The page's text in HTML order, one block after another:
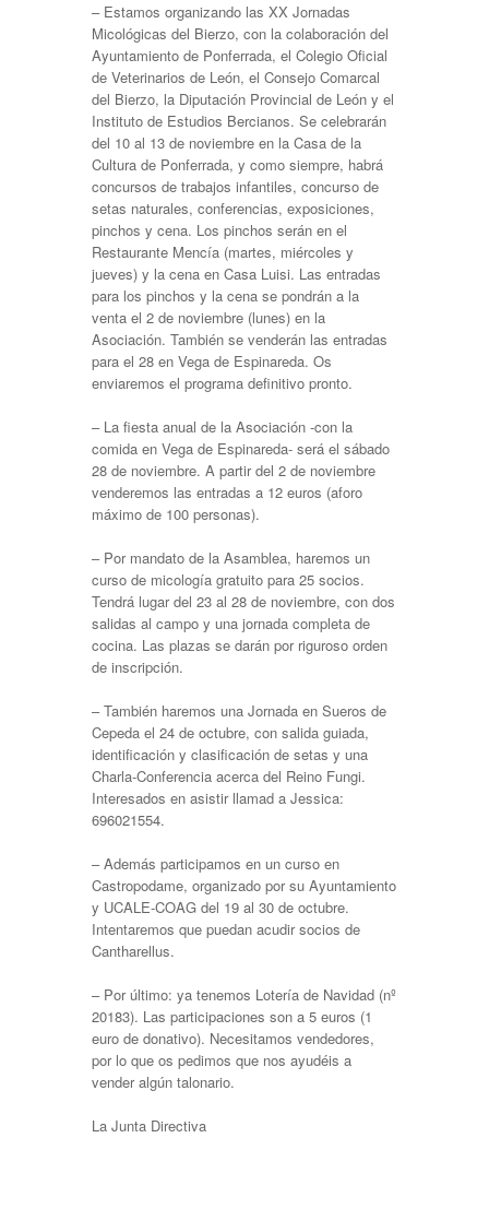
– Estamos organizando las XX Jornadas
Micológicas del Bierzo, con la colaboración del
Ayuntamiento de Ponferrada, el Colegio Oficial
de Veterinarios de León, el Consejo Comarcal
del Bierzo, la Diputación Provincial de León y el
Instituto de Estudios Bercianos. Se celebrarán
del 10 al 13 de noviembre en la Casa de la
Cultura de Ponferrada, y como siempre, habrá
concursos de trabajos infantiles, concurso de
setas naturales, conferencias, exposiciones,
pinchos y cena. Los pinchos serán en el
Restaurante Mencía (martes, miércoles y
jueves) y la cena en Casa Luisi. Las entradas
para los pinchos y la cena se pondrán a la
venta el 2 de noviembre (lunes) en la
Asociación. También se venderán las entradas
para el 28 en Vega de Espinareda. Os
enviaremos el programa definitivo pronto.
– La fiesta anual de la Asociación -con la
comida en Vega de Espinareda- será el sábado
28 de noviembre. A partir del 2 de noviembre
venderemos las entradas a 12 euros (aforo
máximo de 100 personas).
– Por mandato de la Asamblea, haremos un
curso de micología gratuito para 25 socios.
Tendrá lugar del 23 al 28 de noviembre, con dos
salidas al campo y una jornada completa de
cocina. Las plazas se darán por riguroso orden
de inscripción.
– También haremos una Jornada en Sueros de
Cepeda el 24 de octubre, con salida guiada,
identificación y clasificación de setas y una
Charla-Conferencia acerca del Reino Fungi.
Interesados en asistir llamad a Jessica:
696021554.
– Además participamos en un curso en
Castropodame, organizado por su Ayuntamiento
y UCALE-COAG del 19 al 30 de octubre.
Intentaremos que puedan acudir socios de
Cantharellus.
– Por último: ya tenemos Lotería de Navidad (nº
20183). Las participaciones son a 5 euros (1
euro de donativo). Necesitamos vendedores,
por lo que os pedimos que nos ayudéis a
vender algún talonario.
La Junta Directiva